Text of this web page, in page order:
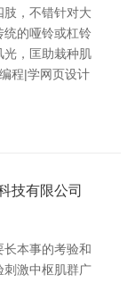
，不错针对大
统的哑铃或杠铃
光，匡助栽种肌
程|学网页设计
技有限公司
本事的考验和
刺激中枢肌群广